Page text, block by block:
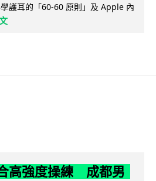
護耳的「60-60 原則」及 Apple 內
高強度操練 成都男